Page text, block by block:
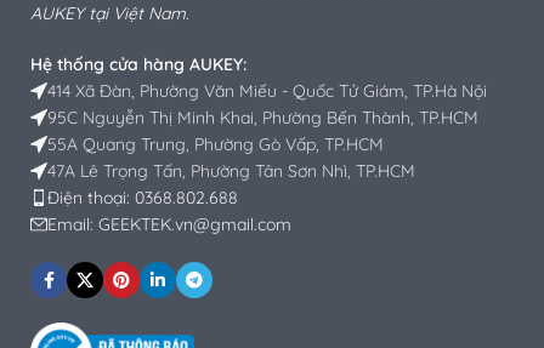
AUKEYtại Việt Nam.
Hệ thống cửa hàng AUKEY:
414 Xã Đàn, Phường Văn Miếu - Quốc Tử Giám, TP.Hà Nội
95C Nguyễn Thị Minh Khai, Phường Bến Thành, TP.HCM
55A Quang Trung, Phường Gò Vấp, TP.HCM
47A Lê Trọng Tấn, Phường Tân Sơn Nhì, TP.HCM
Điện thoại: 0368.802.688
Email: GEEKTEK.vn@gmail.com